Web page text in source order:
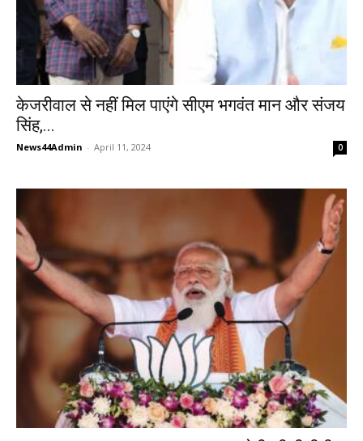
केजरीवाल से नहीं मिल पाएंगे सीएम भगवंत मान और संजय
सिंह,...
News44Admin - April 11, 2024 0